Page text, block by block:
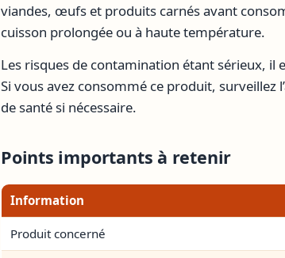
viandes, œufs et produits carnés avant
cuisson prolongée ou à haute température.
Les risques de contamination étant sérieux, il
Si vous avez consommé ce produit,
de santé si nécessaire.
Points importants à retenir
Information
Produit concerné